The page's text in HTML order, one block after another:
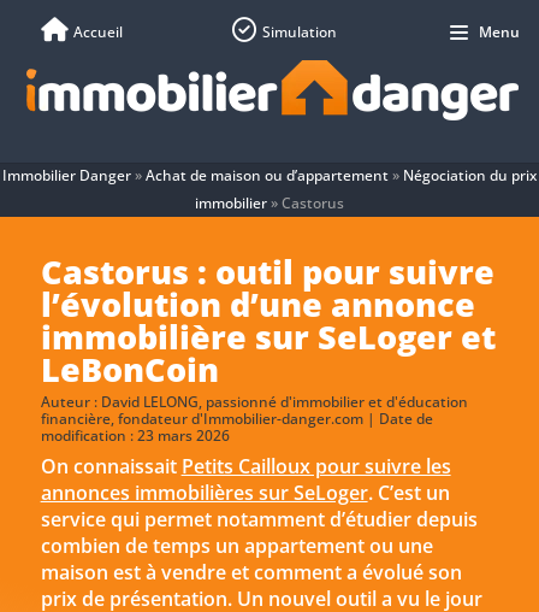
Immobilier Danger»Achat de maison ou d’appartement» Négociation du prix
immobilier»Castorus
Castorus : outil pour suivre
l’évolution d’une annonce
immobilière sur SeLoger et
LeBonCoin
Auteur : David LELONG, passionné d'immobilier et d'éducation
financière, fondateur d'Immobilier-danger.com | Date de
modification : 23 mars 2026
On connaissait Petits Cailloux pour suivre les
annonces immobilières sur SeLoger. C’est un
service qui permet notamment d’étudier depuis
combien de temps un appartement ou une
maison est à vendre et comment a évolué son
prix de présentation. Un nouvel outil a vu le jour
Accueil Simulation Menu